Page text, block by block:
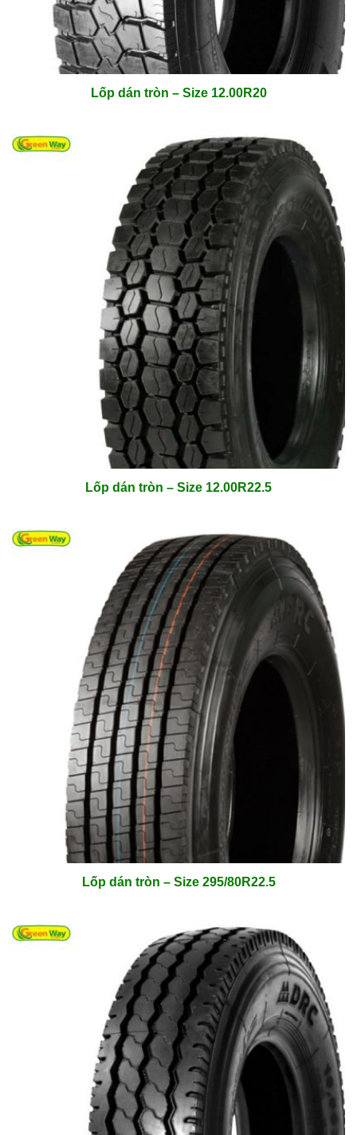
Lốp dán tròn – Size 12.00R20
Lốp dán tròn – Size 12.00R22.5
Lốp dán tròn – Size 295/80R22.5